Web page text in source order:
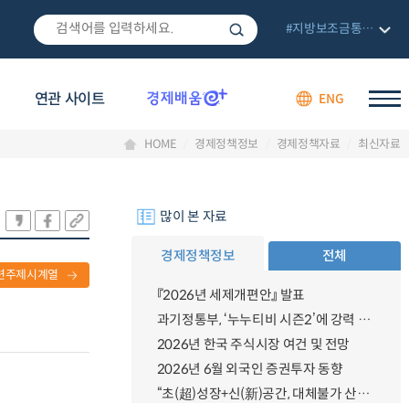
연관 사이트 ENG
#지방보조금통합관리망
HOME 경제정책정보 경제정책자료 최신자료
주제시계열
많이 본 자료
경제정책정보 전체
『2026년 세제개편안』 발표
과기정통부, ‘누누티비 시즌2’에 강력 대응 의지 밝혀
2026년 한국 주식시장 여건 및 전망
2026년 6월 외국인 증권투자 동향
“초(超)성장+신(新)공간, 대체불가 산업강국”